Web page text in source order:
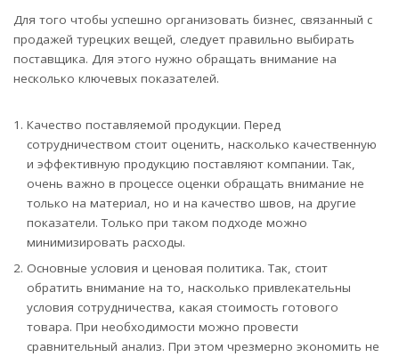
Для того чтобы успешно организовать бизнес, связанный с
продажей турецких вещей, следует правильно выбирать
поставщика. Для этого нужно обращать внимание на
несколько ключевых показателей.
Качество поставляемой продукции. Перед
сотрудничеством стоит оценить, насколько качественную
и эффективную продукцию поставляют компании. Так,
очень важно в процессе оценки обращать внимание не
только на материал, но и на качество швов, на другие
показатели. Только при таком подходе можно
минимизировать расходы.
Основные условия и ценовая политика. Так, стоит
обратить внимание на то, насколько привлекательны
условия сотрудничества, какая стоимость готового
товара. При необходимости можно провести
сравнительный анализ. При этом чрезмерно экономить не